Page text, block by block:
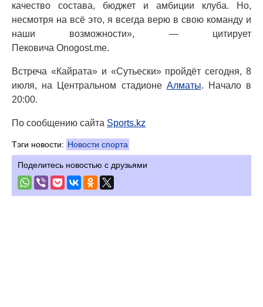
качество состава, бюджет и амбиции клуба. Но,
несмотря на всё это, я всегда верю в свою команду и
наши возможности», — цитирует
Пековича Onogost.me.
Встреча «Кайрата» и «Сутьески» пройдёт сегодня, 8
июля, на Центральном стадионе Алматы. Начало в
20:00.
По сообщению сайта Sports.kz
Тэги новости: Новости спорта
Поделитесь новостью с друзьями